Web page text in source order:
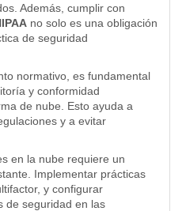
Además, cumplir con
no solo es una obligación
de seguridad
normativo, es fundamental
y conformidad
de nube. Esto ayuda a
y a evitar
en la nube requiere un
Implementar prácticas
y configurar
de seguridad en las